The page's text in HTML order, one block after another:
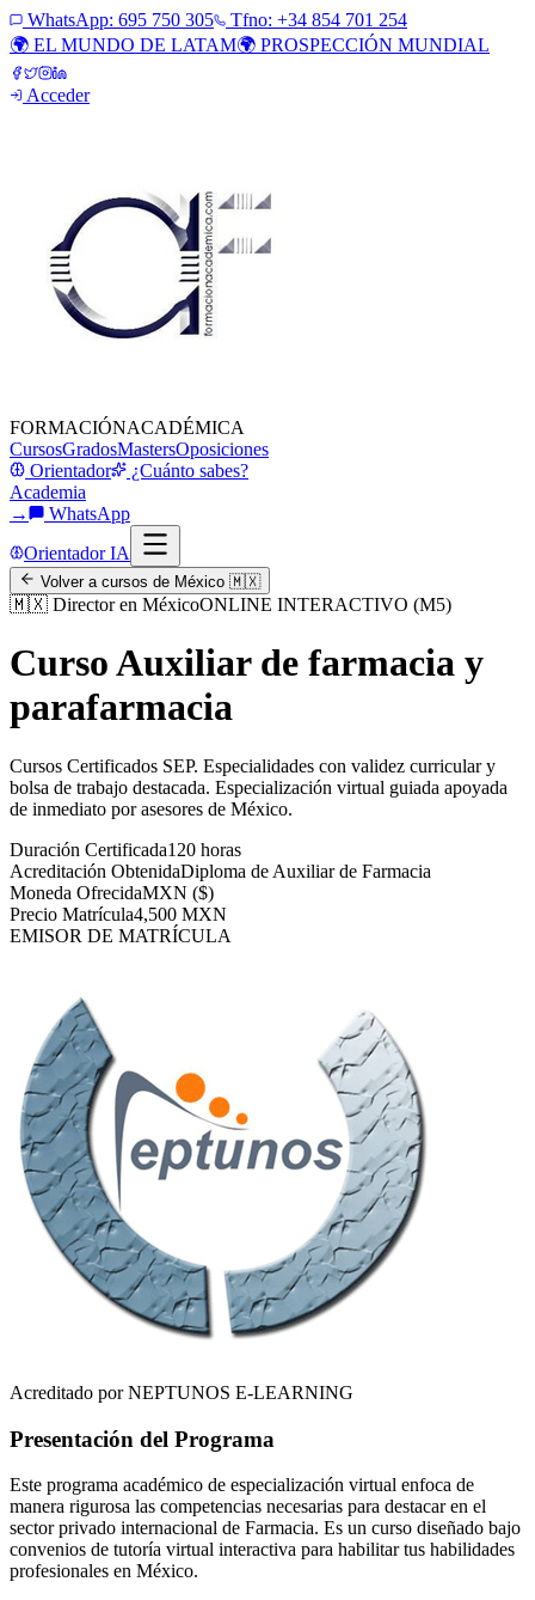
WhatsApp: 695 750 305
Tfno: +34 854 701 254
🌍 EL MUNDO DE LATAM🌍 PROSPECCIÓN MUNDIAL
Acceder
FORMACIÓNACADÉMICA
CursosGradosMastersOposiciones
Orientador
¿Cuánto sabes?
Academia
→
WhatsApp
Orientador IA
Volver a cursos de México 🇲🇽
🇲🇽 Director en MéxicoONLINE INTERACTIVO (M5)
Curso Auxiliar de farmacia y
parafarmacia
Cursos Certificados SEP. Especialidades con validez curricular y
bolsa de trabajo destacada. Especialización virtual guiada apoyada
de inmediato por asesores de México.
Duración Certificada120 horas
Acreditación ObtenidaDiploma de Auxiliar de Farmacia
Moneda OfrecidaMXN ($)
Precio Matrícula4,500 MXN
EMISOR DE MATRÍCULA
Acreditado por NEPTUNOS E-LEARNING
Presentación del Programa
Este programa académico de especialización virtual enfoca de
manera rigurosa las competencias necesarias para destacar en el
sector privado internacional de Farmacia. Es un curso diseñado bajo
convenios de tutoría virtual interactiva para habilitar tus habilidades
profesionales en México.